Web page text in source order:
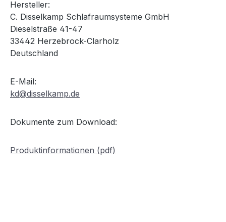
Hersteller:
C. Disselkamp Schlafraumsysteme GmbH
Dieselstraße 41-47
33442 Herzebrock-Clarholz
Deutschland
E-Mail:
kd@disselkamp.de
Dokumente zum Download:
Produktinformationen (pdf)